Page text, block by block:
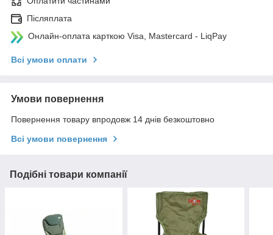
Післяплата
Онлайн-оплата карткою Visa, Mastercard - LiqPay
Всі умови оплати
Умови повернення
Повернення товару впродовж 14 днів безкоштовно
Всі умови повернення
Подібні товари компанії